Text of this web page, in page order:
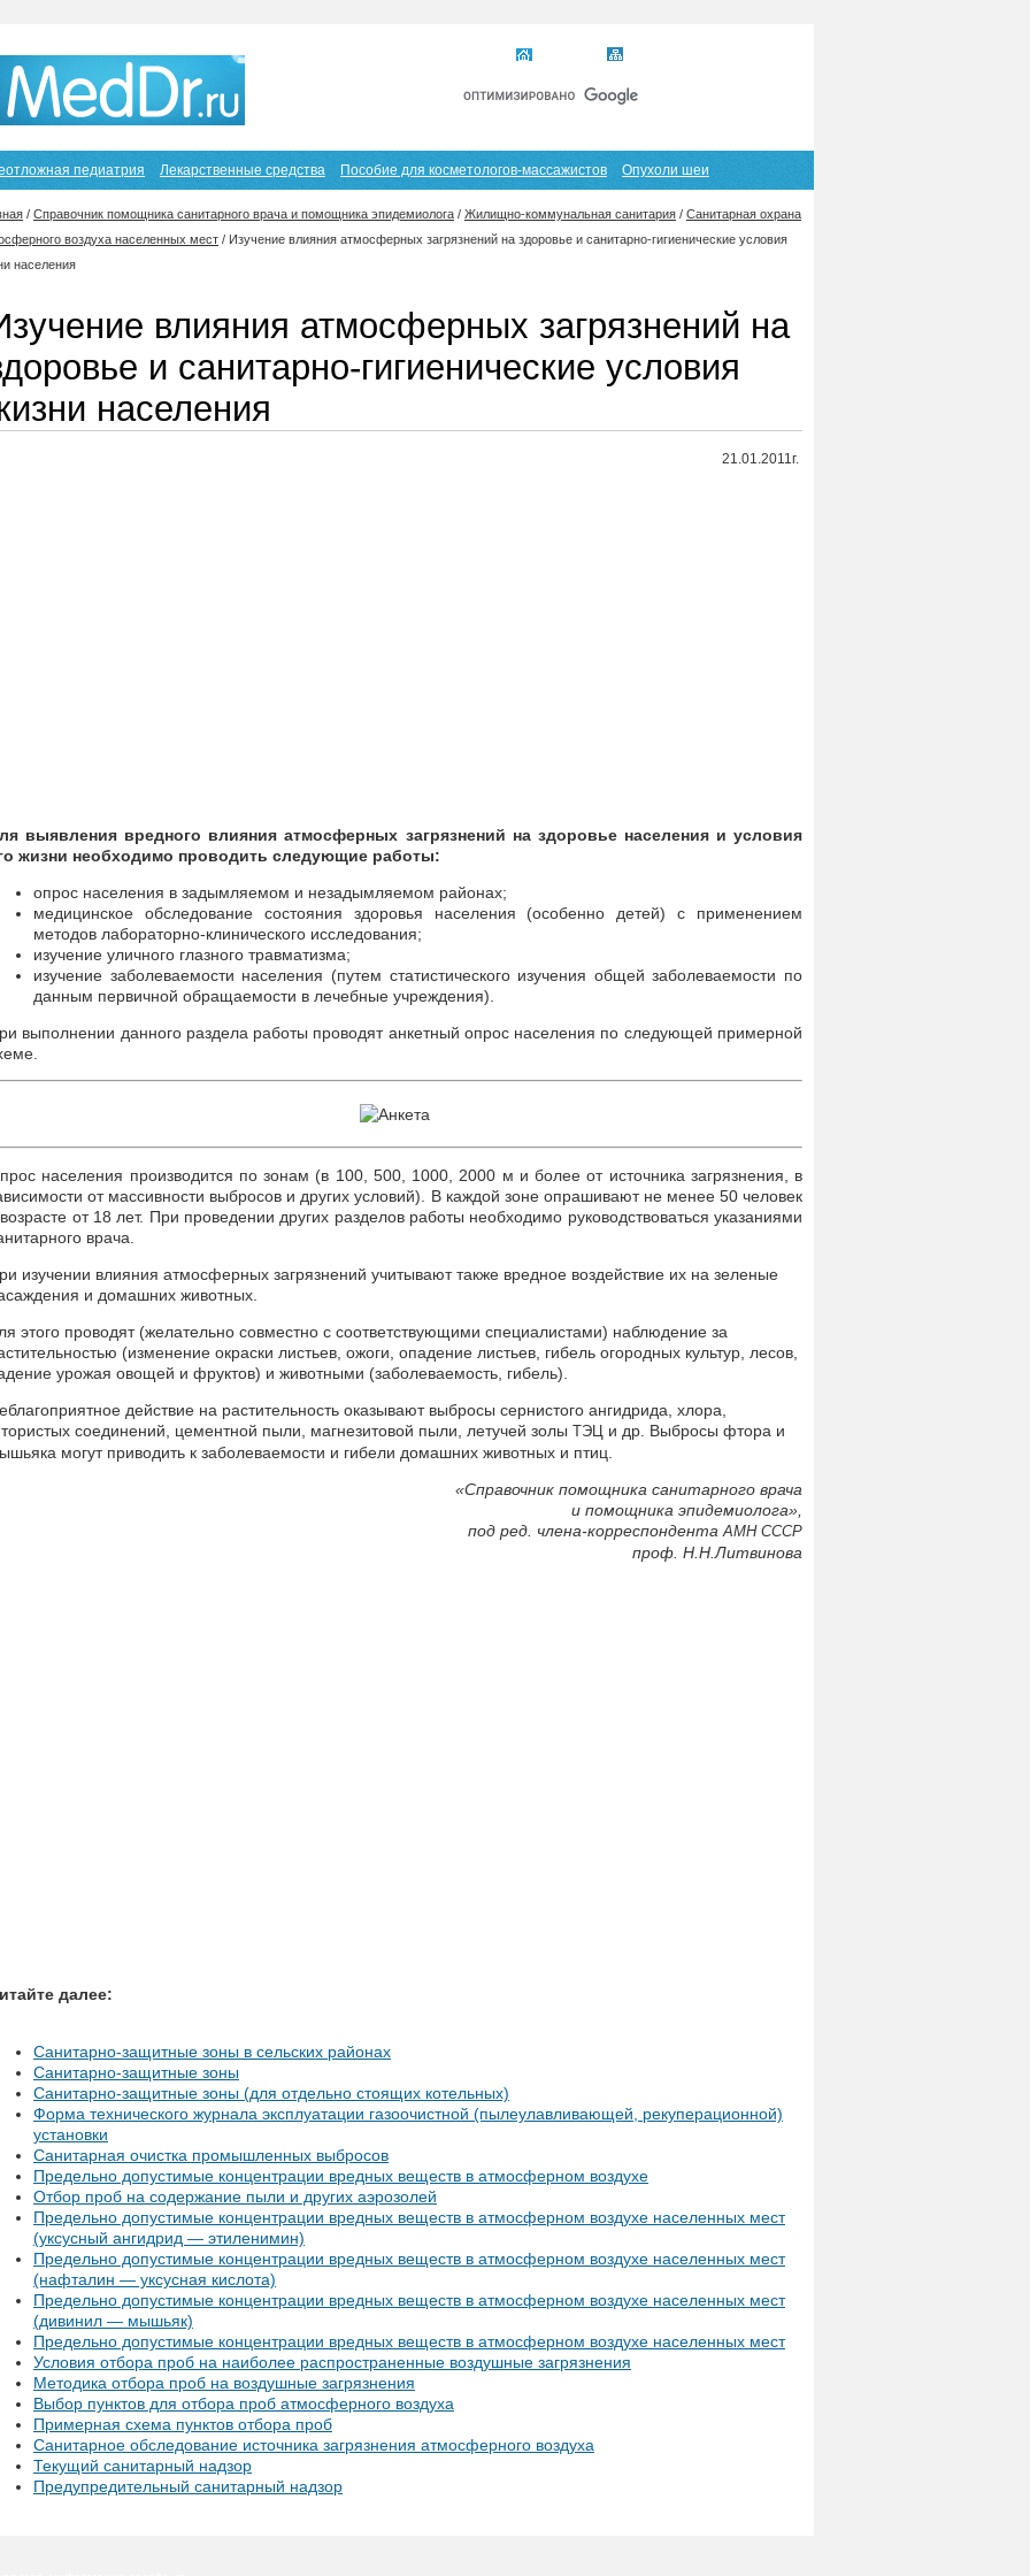
педиатрия Лекарственные средства Пособие для косметологов-массажистов Опухоли шеи
/ Справочник помощника санитарного врача и помощника эпидемиолога / Жилищно-коммунальная санитария / Санитарная охрана
воздуха населенных мест / Изучение влияния атмосферных загрязнений на здоровье и санитарно-гигиенические условия
населения
влияния атмосферных загрязнений на
и санитарно-гигиенические условия
населения
21.01.2011г.
выявления вредного влияния атмосферных загрязнений на здоровье населения и условия
жизни необходимо проводить следующие работы:
опрос населения в задымляемом и незадымляемом районах;
медицинское обследование состояния здоровья населения (особенно детей) с применением
методов лабораторно-клинического исследования;
изучение уличного глазного травматизма;
изучение заболеваемости населения (путем статистического изучения общей заболеваемости по
данным первичной обращаемости в лечебные учреждения).
выполнении данного раздела работы проводят анкетный опрос населения по следующей примерной
населения производится по зонам (в 100, 500, 1000, 2000 м и более от источника загрязнения, в
от массивности выбросов и других условий). В каждой зоне опрашивают не менее 50 человек
от 18 лет. При проведении других разделов работы необходимо руководствоваться указаниями
врача.
изучении влияния атмосферных загрязнений учитывают также вредное воздействие их на зеленые
и домашних животных.
этого проводят (желательно совместно с соответствующими специалистами) наблюдение за
(изменение окраски листьев, ожоги, опадение листьев, гибель огородных культур, лесов,
урожая овощей и фруктов) и животными (заболеваемость, гибель).
действие на растительность оказывают выбросы сернистого ангидрида, хлора,
соединений, цементной пыли, магнезитовой пыли, летучей золы
ТЭЦ и др. Выбросы фтора и
могут приводить к заболеваемости и гибели домашних животных и птиц.
«Справочник помощника санитарного врача
и помощника эпидемиолога»,
под ред. члена-корреспондента АМН СССР
проф. Н.Н.Литвинова
далее:
Санитарно-защитные зоны в сельских районах
Санитарно-защитные зоны
Санитарно-защитные зоны (для отдельно стоящих котельных)
Форма технического журнала эксплуатации газоочистной (пылеулавливающей, рекуперационной)
установки
Санитарная очистка промышленных выбросов
Предельно допустимые концентрации вредных веществ в атмосферном воздухе
Отбор проб на содержание пыли и других аэрозолей
Предельно допустимые концентрации вредных веществ в атмосферном воздухе населенных мест
(уксусный ангидрид — этиленимин)
Предельно допустимые концентрации вредных веществ в атмосферном воздухе населенных мест
(нафталин — уксусная кислота)
Предельно допустимые концентрации вредных веществ в атмосферном воздухе населенных мест
(дивинил — мышьяк)
Предельно допустимые концентрации вредных веществ в атмосферном воздухе населенных мест
Условия отбора проб на наиболее распространенные воздушные загрязнения
Методика отбора проб на воздушные загрязнения
Выбор пунктов для отбора проб атмосферного воздуха
Примерная схема пунктов отбора проб
Санитарное обследование источника загрязнения атмосферного воздуха
Текущий санитарный надзор
Предупредительный санитарный надзор